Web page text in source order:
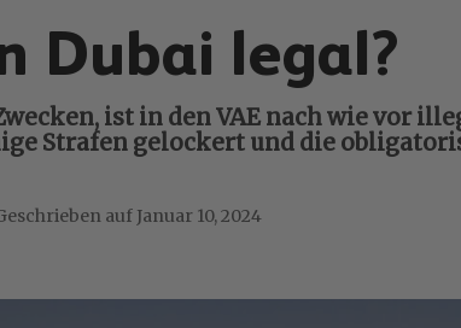
Dubai legal?
ist in den VAE nach wie vor
Strafen gelockert und die
Januar 10, 2024